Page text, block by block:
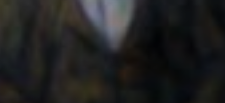
venerata dai
modernisti come